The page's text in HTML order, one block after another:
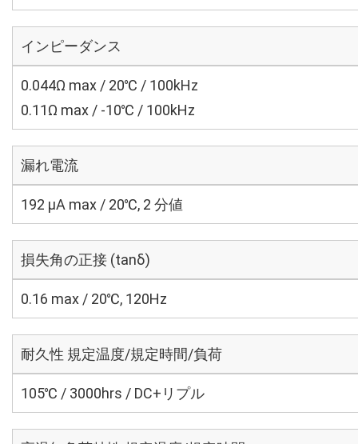
インピーダンス
0.044Ω max / 20℃ / 100kHz
0.11Ω max / -10℃ / 100kHz
漏れ電流
192 μA max / 20℃, 2 分値
損失角の正接 (tanδ)
0.16 max / 20℃, 120Hz
耐久性 規定温度/規定時間/負荷
105℃ / 3000hrs / DC+リプル